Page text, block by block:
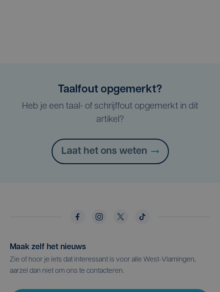
Taalfout opgemerkt?
Heb je een taal- of schrijffout opgemerkt in dit
artikel?
Laat het ons weten
Maak zelf het nieuws
Zie of hoor je iets dat interessant is voor alle West-Vlamingen,
aarzel dan niet om ons te contacteren.